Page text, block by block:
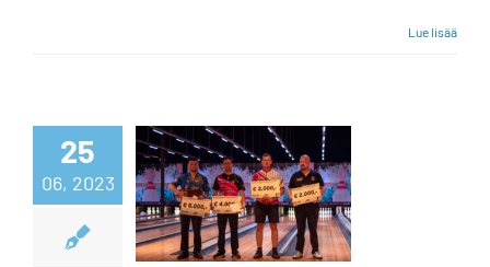
Lue lisää
25
06, 2023
loppukilpailuun
Tilburgissa –
loppuottelu